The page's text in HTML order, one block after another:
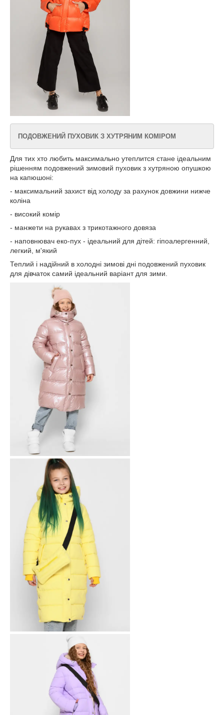
ПОДОВЖЕНИЙ ПУХОВИК З ХУТРЯНИМ КОМІРОМ
Для тих хто любить максимально утеплится стане ідеальним
рішенням подовжений зимовий пуховик з хутряною опушкою
на капюшоні:
- максимальний захист від холоду за рахунок довжини нижче
коліна
- високий комір
- манжети на рукавах з трикотажного довяза
- наповнювач еко-пух - ідеальний для дітей: гіпоалергенний,
легкий, м'який
Теплий і надійний в холодні зимові дні подовжений пуховик
для дівчаток самий ідеальний варіант для зими.